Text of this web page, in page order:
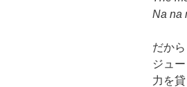
Na na
だか
ジュ
力を